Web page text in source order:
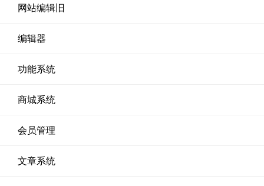
网站编辑旧
编辑器
功能系统
商城系统
会员管理
文章系统